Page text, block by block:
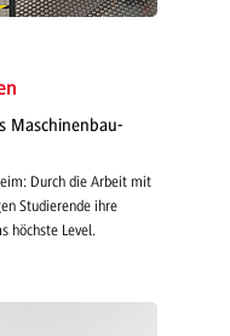
Maschinenbau-
Durch die Arbeit mit
Studierende ihre
höchste Level.